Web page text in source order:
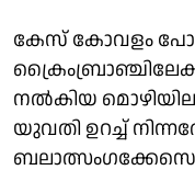
കേസ് കോവളം
നല്‍കിയ
യുവതി ഉറച്ച്